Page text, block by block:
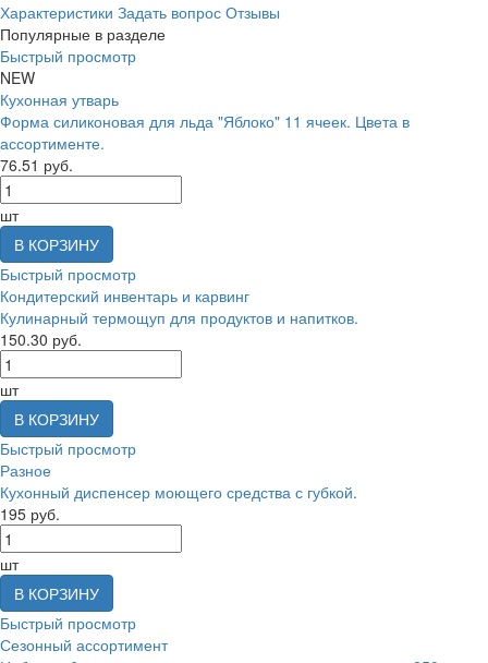
Характеристики Задать вопрос Отзывы
Популярные в разделе
Быстрый просмотр
NEW
Кухонная утварь
Форма силиконовая для льда "Яблоко" 11 ячеек. Цвета в
ассортименте.
76.51 руб.
шт
В КОРЗИНУ
Быстрый просмотр
Кондитерский инвентарь и карвинг
Кулинарный термощуп для продуктов и напитков.
150.30 руб.
шт
В КОРЗИНУ
Быстрый просмотр
Разное
Кухонный диспенсер моющего средства с губкой.
195 руб.
шт
В КОРЗИНУ
Быстрый просмотр
Сезонный ассортимент